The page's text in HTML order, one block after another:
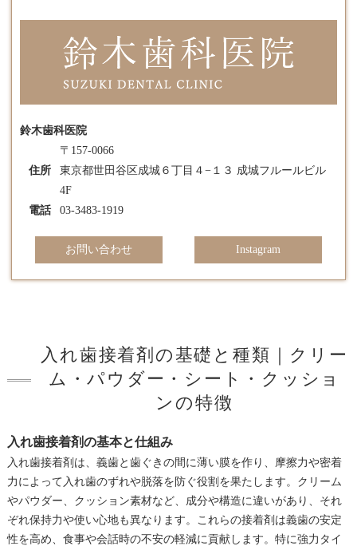
鈴木歯科医院
住所
〒157-0066
東京都世田谷区成城６丁目４−１３ 成城フルールビル
4F
電話
03-3483-1919
お問い合わせ Instagram
入れ歯接着剤の基礎と種類｜クリー
ム・パウダー・シート・クッショ
ンの特徴
入れ歯接着剤の基本と仕組み
入れ歯接着剤は、義歯と歯ぐきの間に薄い膜を作り、摩擦力や密着
力によって入れ歯のずれや脱落を防ぐ役割を果たします。クリーム
やパウダー、クッション素材など、成分や構造に違いがあり、それ
ぞれ保持力や使い心地も異なります。これらの接着剤は義歯の安定
性を高め、食事や会話時の不安の軽減に貢献します。特に強力タイ